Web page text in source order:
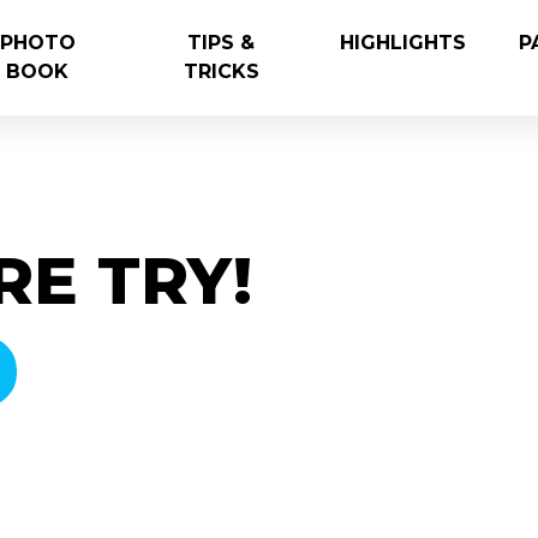
PHOTO
BOOK
TIPS &
TRICKS
HIGHLIGHTS
TRY!